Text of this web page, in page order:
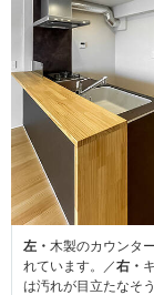
左・ 木製のカウンタ
れています。／右・
は汚れが目立たなそ